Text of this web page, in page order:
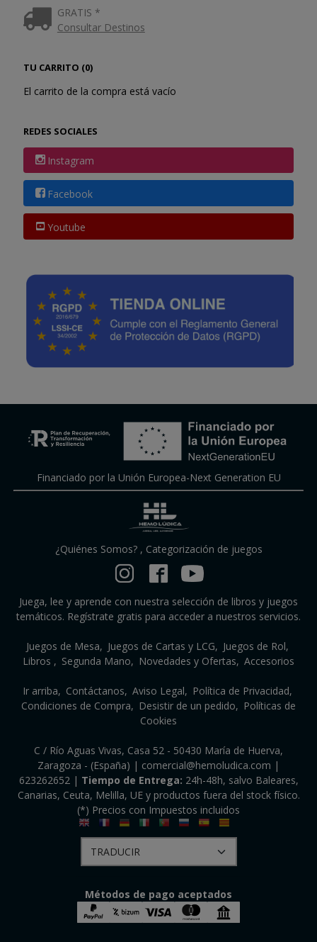
GRATIS *
Consultar Destinos
TU CARRITO (0)
El carrito de la compra está vacío
REDES SOCIALES
Instagram
Facebook
Youtube
Financiado por la Unión Europea-Next Generation EU
¿Quiénes Somos?, Categorización de juegos
Juega, lee y aprende con nuestra selección de libros y juegos
temáticos. Regístrate gratis para acceder a nuestros servicios.
Juegos de Mesa Juegos de Cartas y LCG
Juegos de Rol
Libros
Segunda Mano Novedades y Ofertas Accesorios
Ir arriba Contáctanos Aviso Legal
Política de Privacidad
Condiciones de Compra
Desistir de un pedido
Políticas de
Cookies
C / Río Aguas Vivas, Casa 52 - 50430 María de Huerva,
Zaragoza - (España) | comercial@hemoludica.com |
623262652| Tiempo de Entrega: 24h-48h, salvo Baleares,
Canarias, Ceuta, Melilla, UE y productos fuera del stock físico.
(*) Precios con Impuestos incluidos
Métodos de pago aceptados